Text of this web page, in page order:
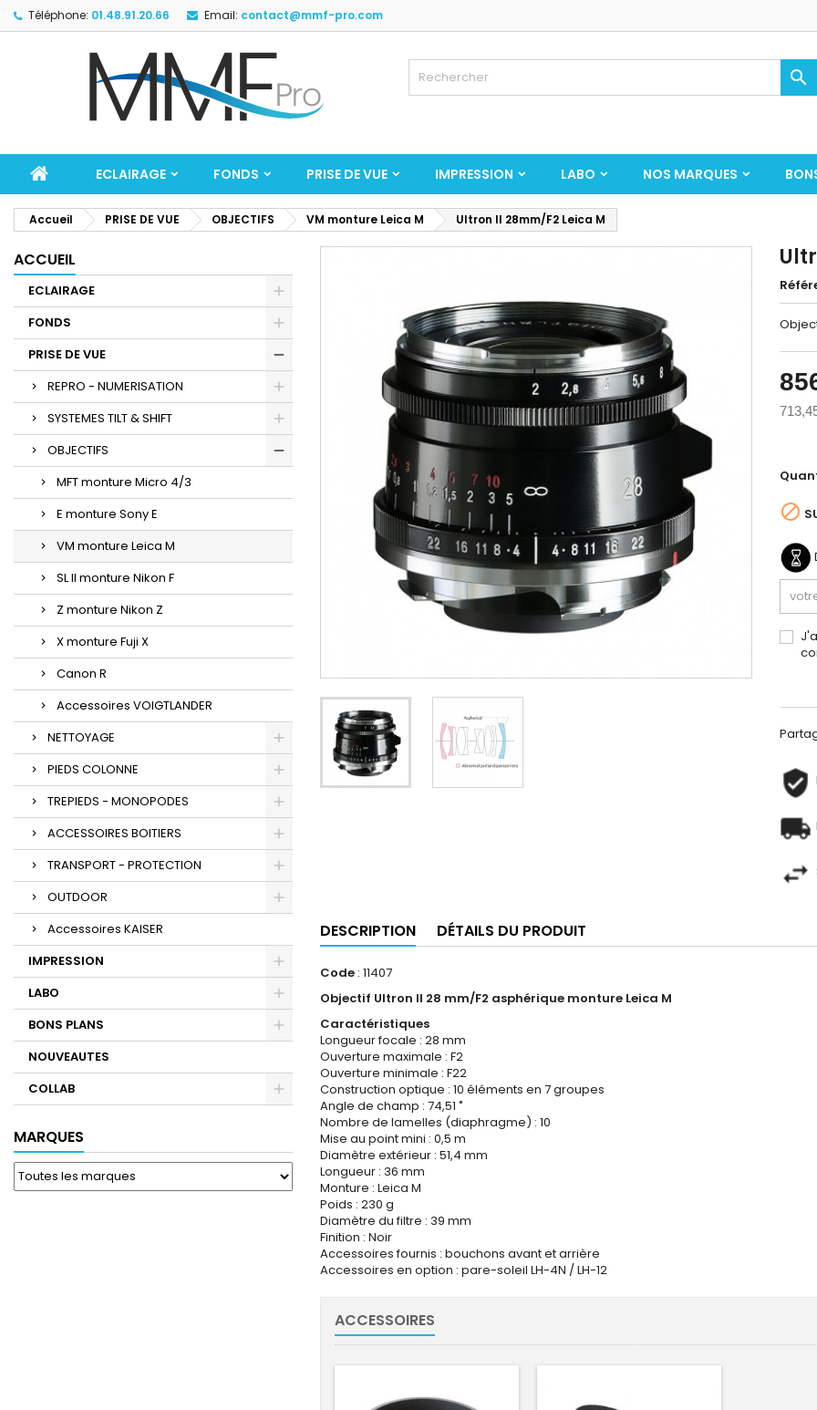
Téléphone: 01.48.91.20.66 Email: contact@mmf-pro.com

ECLAIRAGE FONDS PRISE DE VUE IMPRESSION LABO NOS MARQUES
Accueil PRISE DE VUE OBJECTIFS VM monture Leica M Ultron II 28mm/F2 Leica M
ACCUEIL
ECLAIRAGE
FONDS
PRISE DE VUE
REPRO - NUMERISATION
SYSTEMES TILT & SHIFT
OBJECTIFS
MFT monture Micro 4/3
E monture Sony E
VM monture Leica M
SL II monture Nikon F
Z monture Nikon Z
X monture Fuji X
Canon R
Accessoires VOIGTLANDER
NETTOYAGE
PIEDS COLONNE
TREPIEDS - MONOPODES
ACCESSOIRES BOITIERS
TRANSPORT - PROTECTION
OUTDOOR
Accessoires KAISER
IMPRESSION
LABO
BONS PLANS
NOUVEAUTES
COLLAB
MARQUES

DESCRIPTION DÉTAILS DU PRODUIT
Code : 11407
Objectif Ultron II 28 mm/F2 asphérique monture Leica M
Caractéristiques
Longueur focale : 28 mm
Ouverture maximale : F2
Ouverture minimale : F22
Construction optique : 10 éléments en 7 groupes
Angle de champ : 74,51 ˚
Nombre de lamelles (diaphragme) : 10
Mise au point mini : 0,5 m
Diamètre extérieur : 51,4 mm
Longueur : 36 mm
Monture : Leica M
Poids : 230 g
Diamètre du filtre : 39 mm
Finition : Noir
Accessoires fournis : bouchons avant et arrière
Accessoires en option : pare-soleil LH-4N / LH-12
ACCESSOIRES